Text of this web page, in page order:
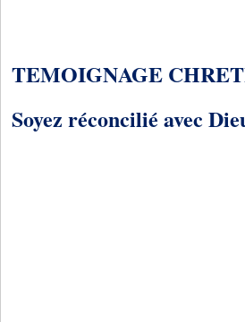
TEMOIGNAGE
Soyez réconcilié avec